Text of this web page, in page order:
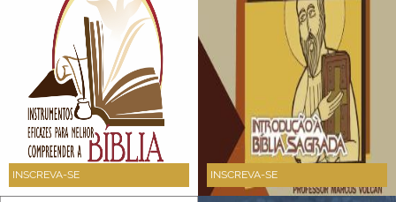
INSCREVA-SE INSCREVA-SE